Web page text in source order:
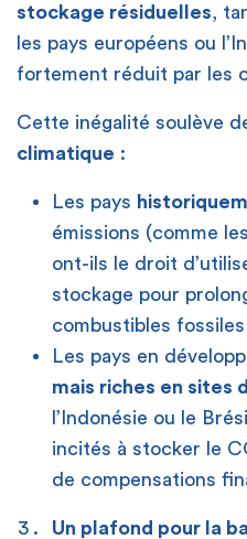
stockage résiduelles ,
les pays européens ou
fortement réduit par les
Cette inégalité soulève
climatique :
Les pays
émissions (comme
ont-ils le droit
stockage pour
combustibles fossiles
Les pays en
mais riches en sites
l’Indonésie ou le
incités à stocker le
de compensations
Un plafond pour la